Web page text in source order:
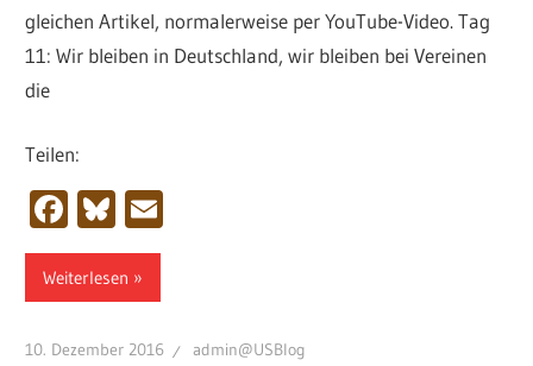
gleichen Artikel, normalerweise per YouTube-Video. Tag
11: Wir bleiben in Deutschland, wir bleiben bei Vereinen
die
Teilen:
Facebook
Bluesky
Weiterlesen
10. Dezember 2016 admin@USBlog